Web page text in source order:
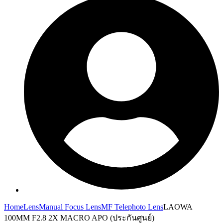
HomeLensManual Focus LensMF Telephoto LensLAOWA
100MM F2.8 2X MACRO APO (ประกันศูนย์)